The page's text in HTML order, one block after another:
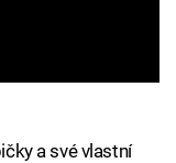
a své vlastní